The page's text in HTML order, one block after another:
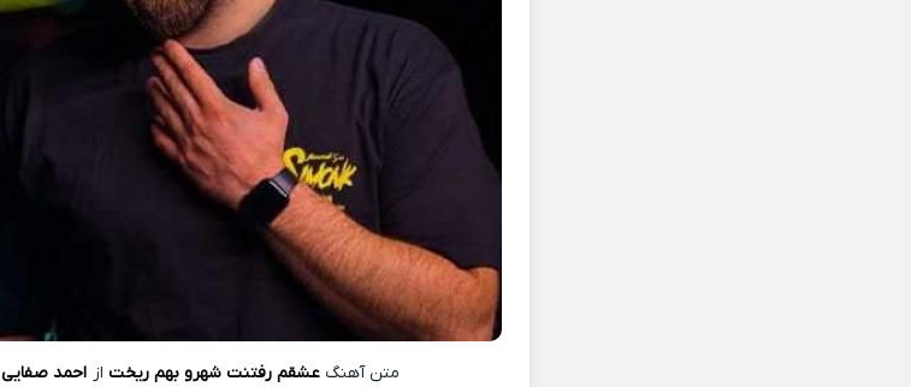
متن آهنگ عشقم رفتنت شهرو بهم ریخت از احمد صفایی